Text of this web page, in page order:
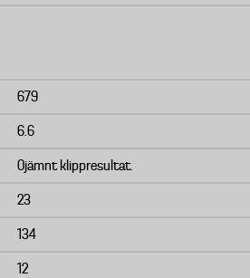
679
6.6
Ojämnt klippresultat.
23
134
12